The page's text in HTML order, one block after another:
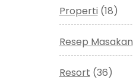
Properti(18)
Resep Masakan
Resort (36)